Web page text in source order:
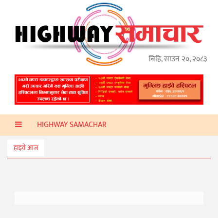
बिहि, साउन २०, २०८३
गृहपृष्ठ
ताजा
समाचार
प्रदेश
प्रविधि
स्वास्थ्य
HIGHWAY SAMACHAR
हाइवे आज